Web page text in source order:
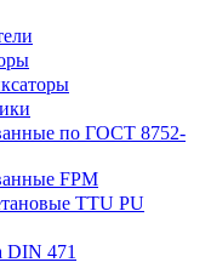
по ГОСТ 8752-
FPM
TTU PU
DIN 471